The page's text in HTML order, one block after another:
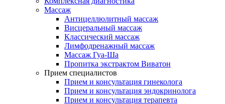
Массаж
Антицеллюлитный массаж
Висцеральный массаж
Классический массаж
Лимфодренажный массаж
Массаж Гуа-Ша
Пропитка экстрактом Виватон
Прием специалистов
Прием и консультация гинеколога
Прием и консультация эндокринолога
Прием и консультация терапевта